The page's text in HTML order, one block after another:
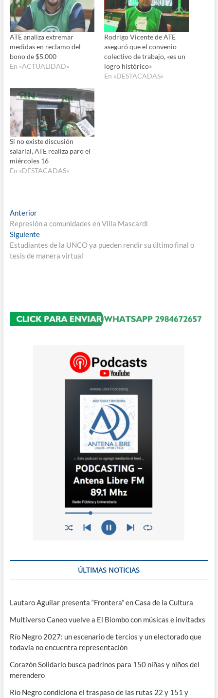
ATE analiza extremar
medidas en reclamo del
bono de $5.000
En «ACTUALIDAD»
Rodrigo Vicente de ATE
aseguró que el convenio
colectivo de trabajo, «es un
logro histórico»
En «DESTACADAS»
Si no existe discusión
salarial, ATE realiza paro el
miércoles 16
En «DESTACADAS»
Navegación
de
entradas
AnteriorEntrada
anterior:
Represión a comunidades en Villa Mascardi
SiguienteEntrada
siguiente:
Estudiantes de la UNCO ya pueden rendir su último final o
tesis de manera virtual
ÚLTIMAS NOTICIAS
Lautaro Aguilar presenta “Frontera” en Casa de la Cultura
Multiverso Caneo vuelve a El Biombo con músicas e invitadxs
Río Negro 2027: un escenario de tercios y un electorado que
todavía no encuentra representación
Corazón Solidario busca padrinos para 150 niñas y niños del
merendero
Río Negro condiciona el traspaso de las rutas 22 y 151 y